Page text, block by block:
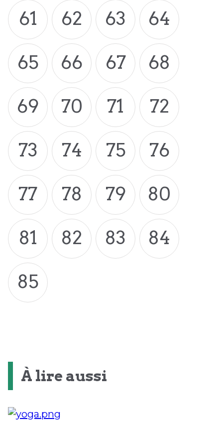
61 62 63
64
65
66 67
68
69
70 71
72
73
74 75
76
77
78 79
80
81
82 83
84
85
À lire aussi